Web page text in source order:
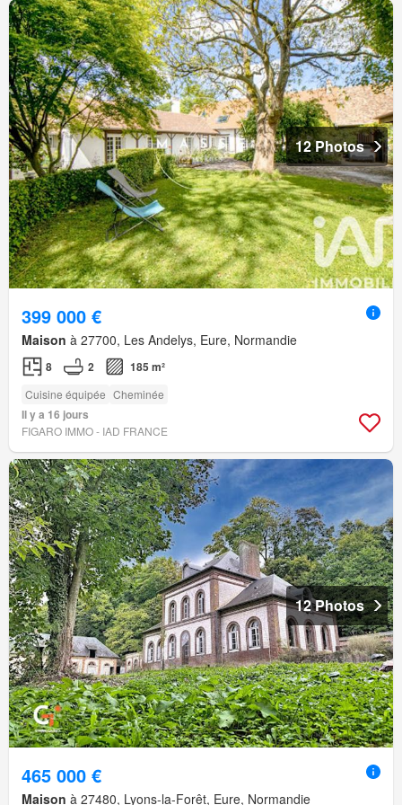
12 Photos
399 000 €
Maison à 27700, Les Andelys, Eure, Normandie
8 2 185 m²
Cuisine équipée Cheminée
Il y a 16 jours
FIGARO IMMO - IAD FRANCE
12 Photos
465 000 €
Maison à 27480, Lyons-la-Forêt, Eure, Normandie